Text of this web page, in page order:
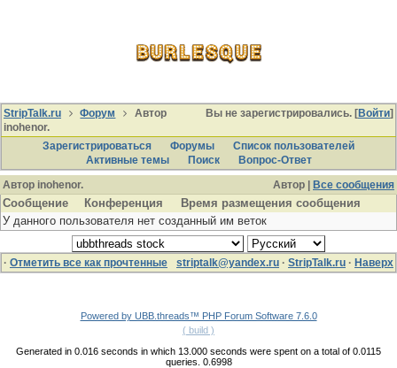
Вы не зарегистрировались. [Войти]
StripTalk.ru Форум
Автор
inohenor.
Зарегистрироваться
Форумы
Список пользователей
Активные темы
Поиcк
Вопрос-Ответ
Автор |
Все сообщения
Автор inohenor.
Сообщение Конференция
Время размещения сообщения
У данного пользователя нет созданный им веток
· Отметить все как прочтенные striptalk@yandex.ru · StripTalk.ru · Наверх
Powered by UBB.threads™ PHP Forum Software 7.6.0
( build )
Generated in 0.016 seconds in which 13.000 seconds were spent on a total of 0.0115
queries. 0.6998